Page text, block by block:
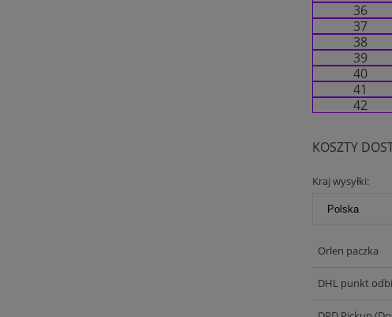
36
37
38
39
40
41
42
KOSZTY
Kraj wysyłki:
Orlen paczka
DHL punkt